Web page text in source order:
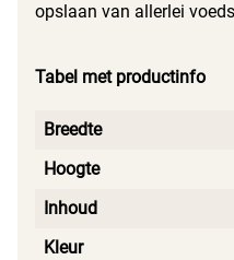
opslaan van allerlei
Tabel met productinfo
Breedte
Hoogte
Inhoud
Kleur